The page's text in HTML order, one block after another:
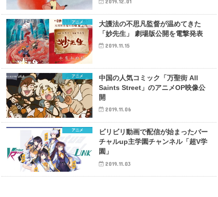
アニメ
大護法の不思凡監督が温めてきた
「妙先生」 劇場版公開を電撃発表
2019.11.15
アニメ
中国の人気コミック「万聖街 All
Saints Street」のアニメOP映像公
開
2019.11.06
アニメ
ビリビリ動画で配信が始まったバー
チャルup主学園チャンネル「超V学
園」
2019.11.03